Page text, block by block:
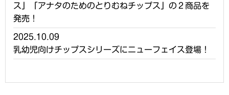
ス」「アナタのためのとりむねチップス」の２商品を
発売！
2025.10.09
乳幼児向けチップスシリーズにニューフェイス登場！